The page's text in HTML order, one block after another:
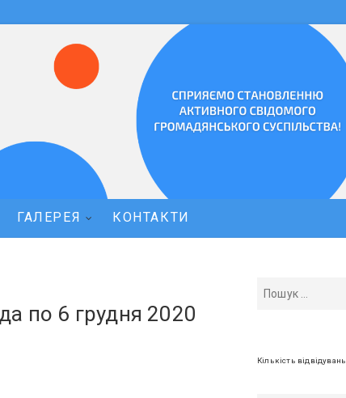
ГАЛЕРЕЯ КОНТАКТИ
по 6 грудня 2020
Кількість відвідувань